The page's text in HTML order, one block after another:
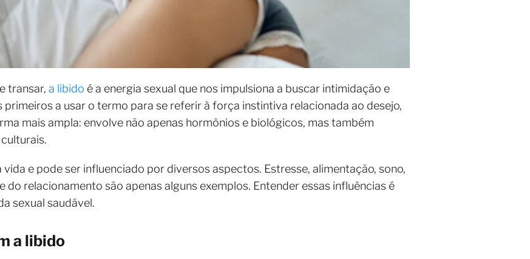
transar, a libido é a energia sexual que nos impulsiona a buscar intimidação e
primeiros a usar o termo para se referir à força instintiva relacionada ao desejo,
mais ampla: envolve não apenas hormônios e biológicos, mas também
e pode ser influenciado por diversos aspectos. Estresse, alimentação, sono,
do relacionamento são apenas alguns exemplos. Entender essas influências é
sexual saudável.
a libido